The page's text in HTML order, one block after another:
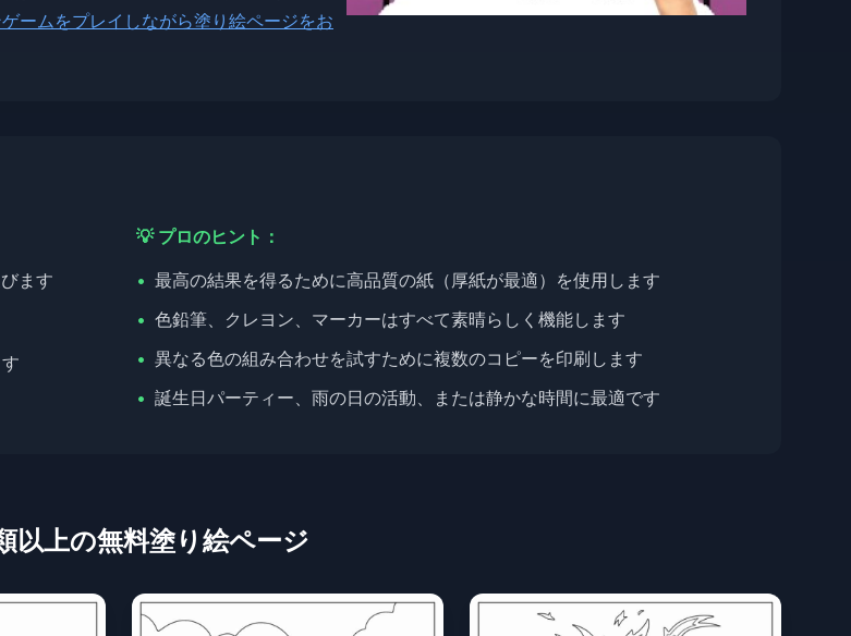
ームをプレイしながら塗り絵ページをお
ます
💡 プロのヒント：
• 最高の結果を得るために高品質の紙（厚紙が最適）を使用します
• 色鉛筆、クレヨン、マーカーはすべて素晴らしく機能します
• 異なる色の組み合わせを試すために複数のコピーを印刷します
• 誕生日パーティー、雨の日の活動、または静かな時間に最適です
以上の無料塗り絵ページ